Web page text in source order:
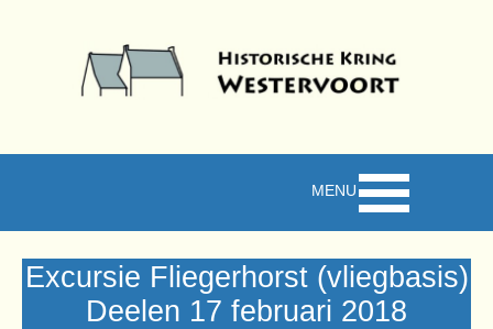
Excursie Fliegerhorst (vliegbasis)
Deelen 17 februari 2018